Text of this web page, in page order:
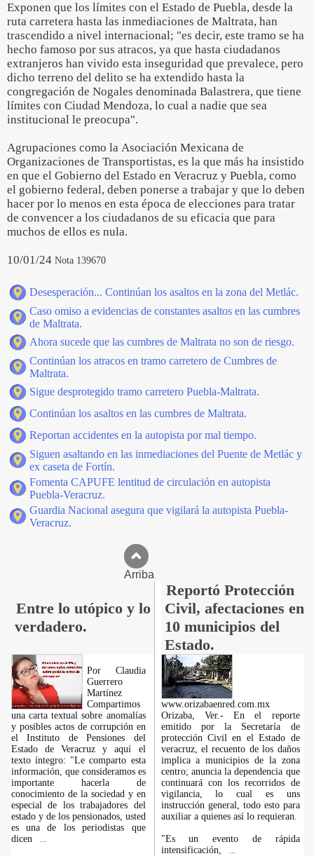
Exponen que los límites con el Estado de Puebla, desde la
ruta carretera hasta las inmediaciones de Maltrata, han
trascendido a nivel internacional; "es decir, este tramo se ha
hecho famoso por sus atracos, ya que hasta ciudadanos
extranjeros han vivido esta inseguridad que prevalece, pero
dicho terreno del delito se ha extendido hasta la
congregación de Nogales denominada Balastrera, que tiene
límites con Ciudad Mendoza, lo cual a nadie que sea
institucional le preocupa".
Agrupaciones como la Asociación Mexicana de
Organizaciones de Transportistas, es la que más ha insistido
en que el Gobierno del Estado en Veracruz y Puebla, como
el gobierno federal, deben ponerse a trabajar y que lo deben
hacer por lo menos en esta época de elecciones para tratar
de convencer a los ciudadanos de su eficacia que para
muchos de ellos es nula.
10/01/24 Nota 139670
Desesperación... Continúan los asaltos en la zona del Metlác.
Caso omiso a evidencias de constantes asaltos en las cumbres
de Maltrata.
Ahora sucede que las cumbres de Maltrata no son de riesgo.
Continúan los atracos en tramo carretero de Cumbres de
Maltrata.
Sigue desprotegido tramo carretero Puebla-Maltrata.
Continúan los asaltos en las cumbres de Maltrata.
Reportan accidentes en la autopista por mal tiempo.
Siguen asaltando en las inmediaciones del Puente de Metlác y
ex caseta de Fortín.
Fomenta CAPUFE lentitud de circulación en autopista
Puebla-Veracruz.
Guardia Nacional asegura que vigilará la autopista Puebla-
Veracruz.
Arriba
Entre lo utópico y lo
verdadero.
Reportó Protección
Civil, afectaciones en
10 municipios del
Estado.
Por Claudia
Guerrero
Martínez
Compartimos
una carta textual sobre anomalías
y posibles actos de corrupción en
el Instituto de Pensiones del
Estado de Veracruz y aquí el
texto íntegro: "Le comparto esta
información, que consideramos es
importante hacerla de
conocimiento de la sociedad y en
especial de los trabajadores del
estado y de los pensionados, usted
es una de los periodistas que
dicen
www.orizabaenred.com.mx
Orizaba, Ver.- En el reporte
emitido por la Secretaría de
protección Civil en el Estado de
veracruz, el recuento de los daños
implica a municipios de la zona
centro; anuncia la dependencia que
continuará con los recorridos de
vigilancia, lo cual es uns
instrucción general, todo esto para
auxiliar a quienes así lo requieran.
"Es un evento de rápida
intensificación,